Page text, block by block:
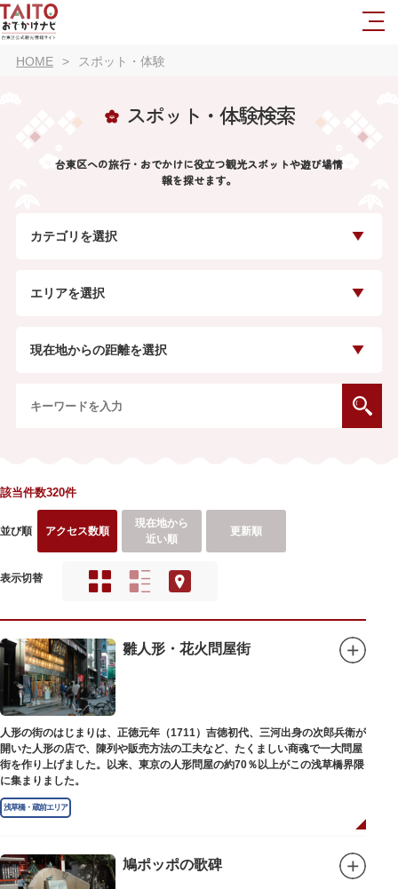
HOME スポット・体験
スポット・体験検索
台東区への旅行・おでかけに役立つ観光スポットや遊び場情
報を探せます。
カテゴリを選択
エリアを選択
現在地からの距離を選択
該当件数320件
並び順 アクセス数順
現在地から
近い順
更新順
表示切替
雛人形・花火問屋街
人形の街のはじまりは、正徳元年（1711）吉徳初代、三河出身の次郎兵衛が
開いた人形の店で、陳列や販売方法の工夫など、たくましい商魂で一大問屋
街を作り上げました。以来、東京の人形問屋の約70％以上がこの浅草橋界隈
に集まりました。
浅草橋・蔵前エリア
鳩ポッポの歌碑